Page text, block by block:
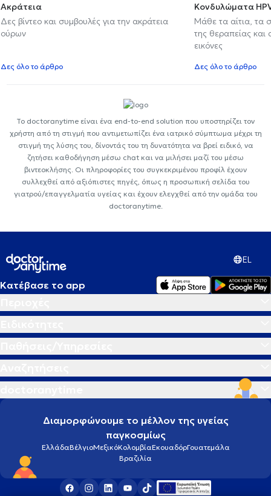
Ακράτεια
Δες βίντεο και συμβουλές για την ακράτεια
ούρων
Δες όλο το άρθρο
Κονδυλώματα
Μάθε τα αίτια, τα
της θεραπείας
εικόνες
Δες όλο το άρθρο
Το doctoranytime είναι ένα end-to-end solution που υποστηρίζει τον
χρήστη από τη στιγμή που αντιμετωπίζει ένα ιατρικό σύμπτωμα μέχρι τη
στιγμή της λύσης του, δίνοντάς του τη δυνατότητα να βρεί ειδικό, να
ζητήσει καθοδήγηση μέσω chat και να μιλήσει μαζί του μέσω
βιντεοκλήσης. Οι πληροφορίες του συγκεκριμένου προφίλ έχουν
συλλεχθεί από αξιόπιστες πηγές, όπως η προσωπική σελίδα του
γιατρού/επαγγελματία υγείας και έχουν ελεγχθεί από την ομάδα του
doctoranytime.
EL
Κατέβασε το app
Διαμορφώνουμε το μέλλον της υγείας
παγκοσμίως
ΕλλάδαΒέλγιοΜεξικόΚολομβίαΕκουαδόρΓουατεμάλα
Βραζιλία